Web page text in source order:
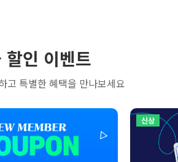
할인 이벤트
고 특별한 혜택을 만나보세요
신상